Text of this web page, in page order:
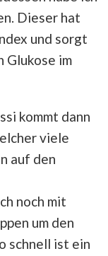
Dieser hat
und sorgt
Glukose im
kommt dann
viele
auf den
noch mit
um den
schnell ist ein